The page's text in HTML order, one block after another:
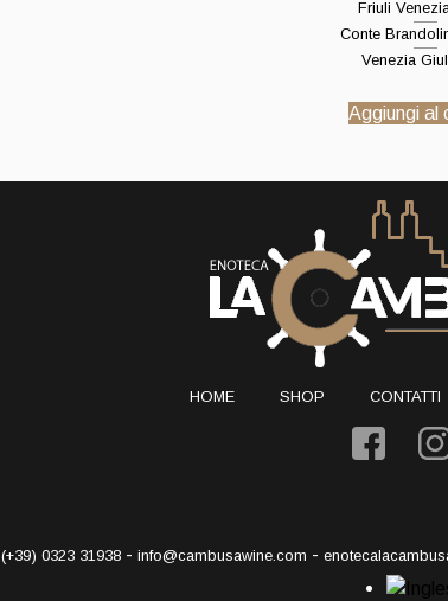
Friuli
Conte
Venezia
Aggiungi al
HOME SHOP CONTATTI
(+39) 0323 31938- info@cambusawine.com -